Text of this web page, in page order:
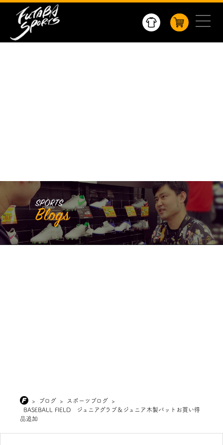
> ブログ > スポーツブログ
>
BASEBALL FIELD ジュニアグラブ＆ジュニア木製バットお買い得
品追加